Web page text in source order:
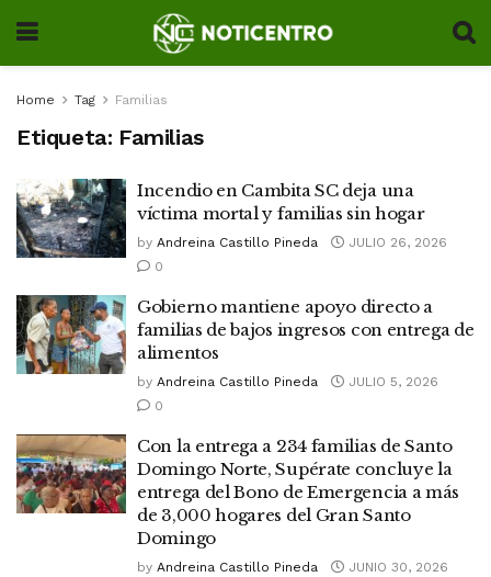
Home Tag Familias
Etiqueta: Familias
Incendio en Cambita SC deja una
víctima mortal y familias sin hogar
by Andreina Castillo Pineda
JULIO 26, 2026
0
Gobierno mantiene apoyo directo a
familias de bajos ingresos con entrega de
alimentos
by Andreina Castillo Pineda
JULIO 5, 2026
0
Con la entrega a 234 familias de Santo
Domingo Norte, Supérate concluye la
entrega del Bono de Emergencia a más
de 3,000 hogares del Gran Santo
Domingo
by Andreina Castillo Pineda
JUNIO 30, 2026